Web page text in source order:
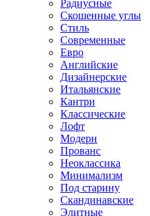
Радиусные
Скошенные углы
Стиль
Современные
Евро
Английские
Дизайнерские
Итальянские
Кантри
Классические
Лофт
Модерн
Прованс
Неоклассика
Минимализм
Под старину
Скандинавские
Элитные